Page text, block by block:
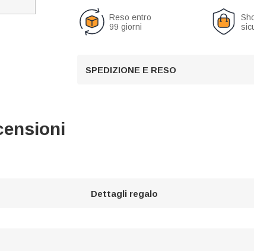
Reso entro
99 giorni
SPEDIZIONE E RESO
Dettagli regalo